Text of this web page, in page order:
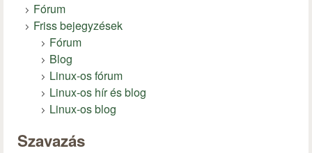
Fórum
Friss bejegyzések
Fórum
Blog
Linux-os fórum
Linux-os hír és blog
Linux-os blog
Szavazás